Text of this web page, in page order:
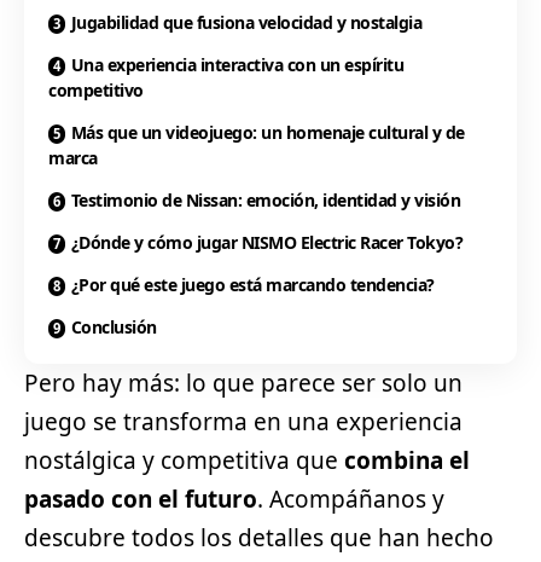
Jugabilidad que fusiona velocidad y nostalgia
Una experiencia interactiva con un espíritu
competitivo
Más que un videojuego: un homenaje cultural y de
marca
Testimonio de Nissan: emoción, identidad y visión
¿Dónde y cómo jugar NISMO Electric Racer Tokyo?
¿Por qué este juego está marcando tendencia?
Conclusión
Pero hay más: lo que parece ser solo un
juego se transforma en una experiencia
nostálgica y competitiva que combina el
pasado con el futuro. Acompáñanos y
descubre todos los detalles que han hecho